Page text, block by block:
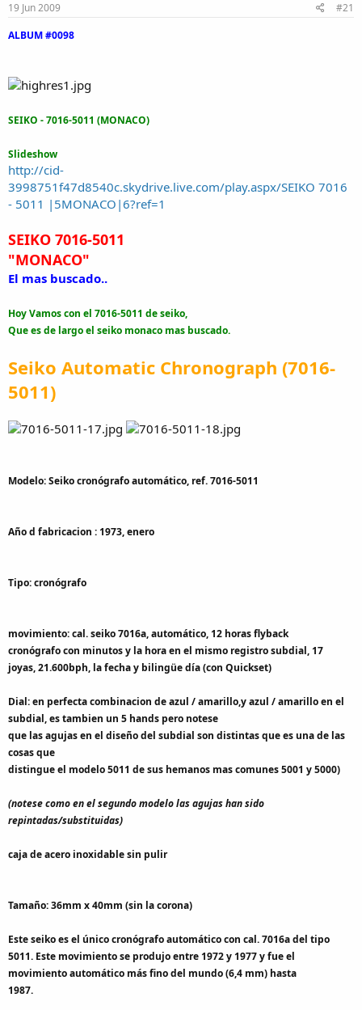
19 Jun 2009
#21
ALBUM #0098
SEIKO - 7016-5011 (MONACO)
Slideshow
http://cid-
3998751f47d8540c.skydrive.live.com/play.aspx/SEIKO 7016
- 5011 |5MONACO|6?ref=1
SEIKO 7016-5011
"MONACO"
El mas buscado..
Hoy Vamos con el 7016-5011 de seiko,
Que es de largo el seiko monaco mas buscado.
Seiko Automatic Chronograph (7016-
5011)
Modelo: Seiko cronógrafo automático, ref. 7016-5011
Año d fabricacion : 1973, enero
Tipo: cronógrafo
movimiento: cal. seiko 7016a, automático, 12 horas flyback
cronógrafo con minutos y la hora en el mismo registro subdial, 17
joyas, 21.600bph, la fecha y bilingüe día (con Quickset)
Dial: en perfecta combinacion de azul / amarillo,y azul / amarillo en el
subdial, es tambien un 5 hands pero notese
que las agujas en el diseño del subdial son distintas que es una de las
cosas que
distingue el modelo 5011 de sus hemanos mas comunes 5001 y 5000)
(notese como en el segundo modelo las agujas han sido
repintadas/substituidas)
caja de acero inoxidable sin pulir
Tamaño: 36mm x 40mm (sin la corona)
Este seiko es el único cronógrafo automático con cal. 7016a del tipo
5011. Este movimiento se produjo entre 1972 y 1977 y fue el
movimiento automático más fino del mundo (6,4 mm) hasta
1987.